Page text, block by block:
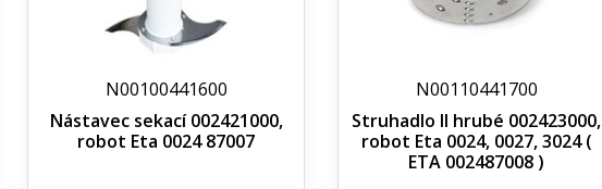
N00100441600
Nástavec sekací 002421000,
robot Eta 0024 87007
N00110441700
Struhadlo II hrubé 002423000,
robot Eta 0024, 0027, 3024 (
ETA 002487008 )